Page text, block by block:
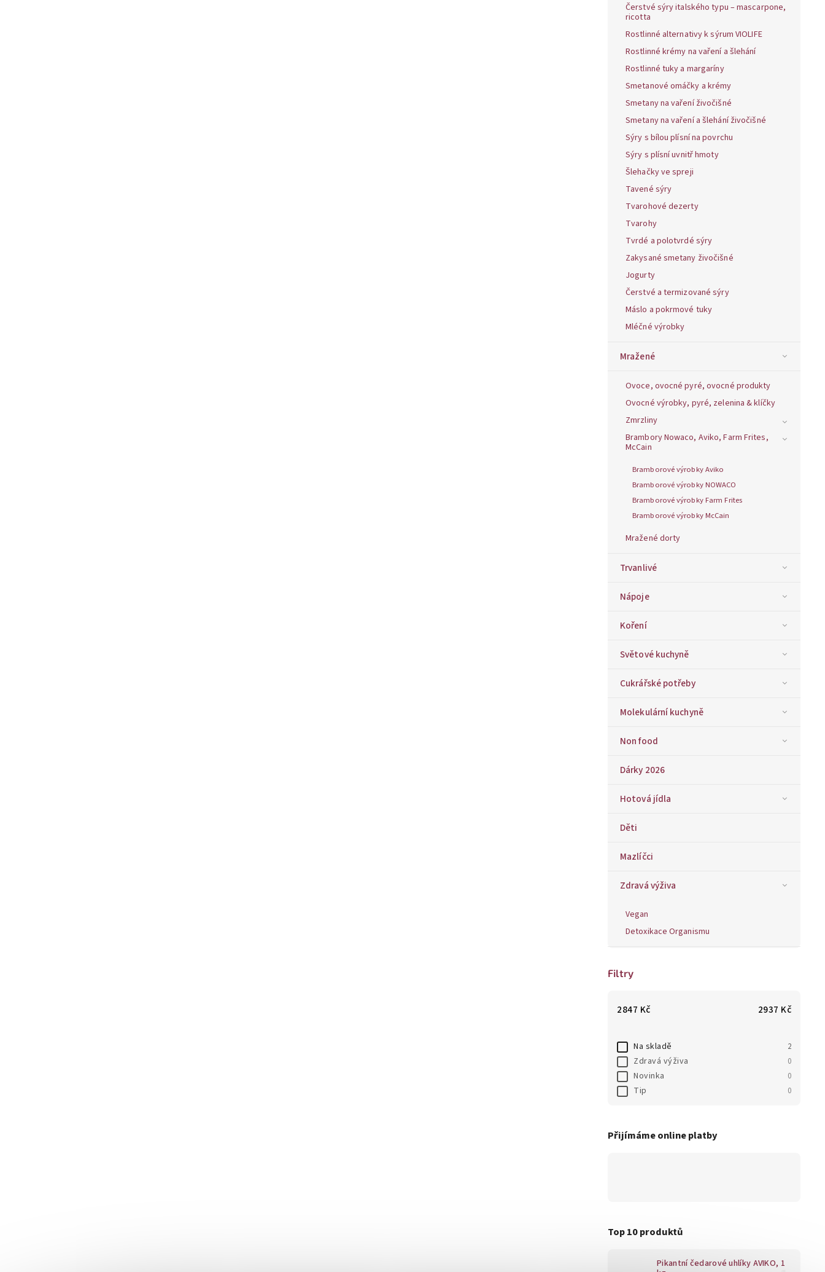
Čerstvé sýry italského typu – mascarpone,
ricotta
Rostlinné alternativy k sýrum VIOLIFE
Rostlinné krémy na vaření a šlehání
Rostlinné tuky a margaríny
Smetanové omáčky a krémy
Smetany na vaření živočišné
Smetany na vaření a šlehání živočišné
Sýry s bílou plísní na povrchu
Sýry s plísní uvnitř hmoty
Šlehačky ve spreji
Tavené sýry
Tvarohové dezerty
Tvarohy
Tvrdé a polotvrdé sýry
Zakysané smetany živočišné
Jogurty
Čerstvé a termizované sýry
Máslo a pokrmové tuky
Mléčné výrobky
Mražené
Ovoce, ovocné pyré, ovocné produkty
Ovocné výrobky, pyré, zelenina & klíčky
Zmrzliny
Brambory Nowaco, Aviko, Farm Frites,
McCain
Bramborové výrobky Aviko
Bramborové výrobky NOWACO
Bramborové výrobky Farm Frites
Bramborové výrobky McCain
Mražené dorty
Trvanlivé
Nápoje
Koření
Světové kuchyně
Cukrářské potřeby
Molekulární kuchyně
Non food
Dárky 2026
Hotová jídla
Děti
Mazlíčci
Zdravá výživa
Vegan
Detoxikace Organismu
Filtry
2847 Kč 2937 Kč
Na skladě 2
Zdravá výživa 0
Novinka 0
Tip 0
Přijímáme online platby
Top 10 produktů
Pikantní čedarové uhlíky AVIKO, 1